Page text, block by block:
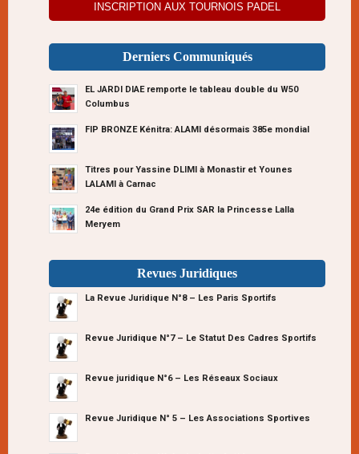
INSCRIPTION AUX TOURNOIS PADEL
Derniers Communiqués
EL JARDI DIAE remporte le tableau double du W50
Columbus
FIP BRONZE Kénitra: ALAMI désormais 385e mondial
Titres pour Yassine DLIMI à Monastir et Younes
LALAMI à Carnac
24e édition du Grand Prix SAR la Princesse Lalla
Meryem
Revues Juridiques
La Revue Juridique N°8 – Les Paris Sportifs
Revue Juridique N°7 – Le Statut Des Cadres Sportifs
Revue juridique N°6 – Les Réseaux Sociaux
Revue Juridique N° 5 – Les Associations Sportives